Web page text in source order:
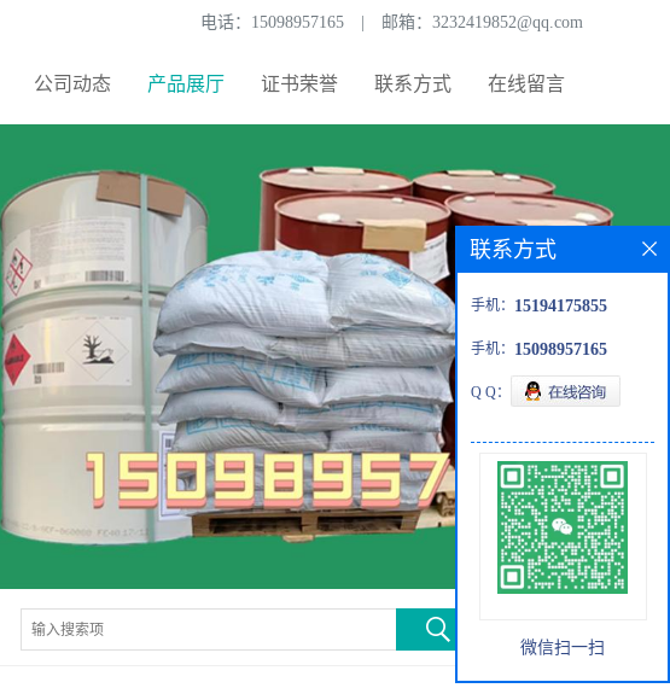
电话： 15098957165 邮箱： 3232419852@qq.com
公司动态 产品展厅 证书荣誉 联系方式 在线留言
联系方式
手机： 15194175855
手机： 15098957165
Q Q：
微信扫一扫